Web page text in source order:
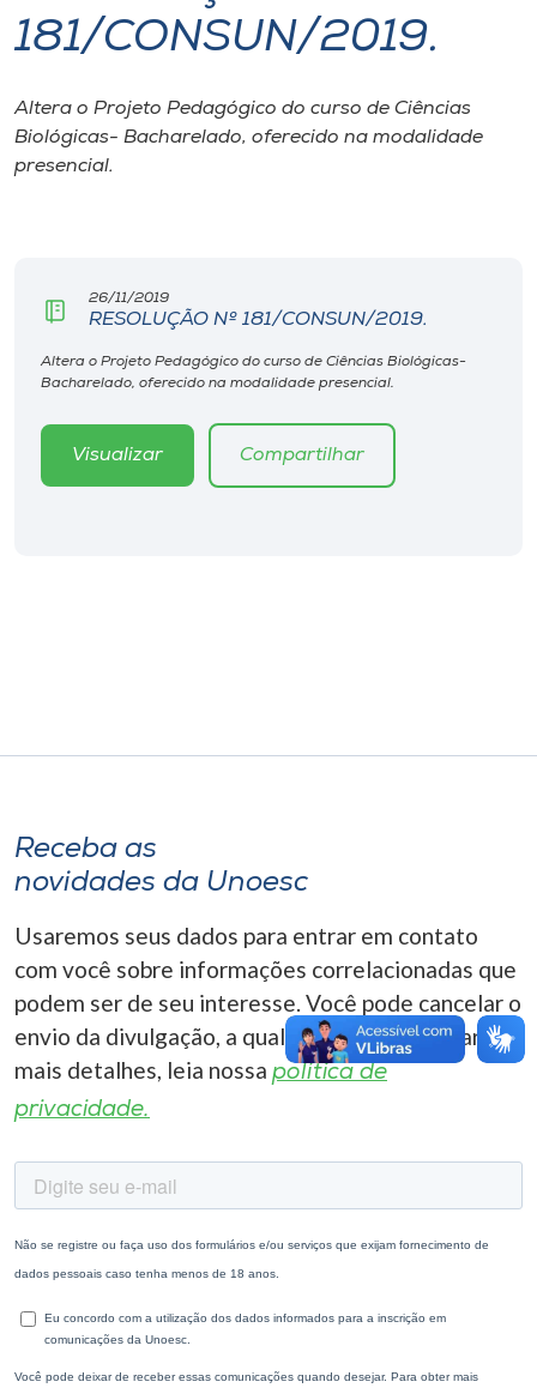
I.nova
Diplomados
Rádio
A+
181/CONSUN/2019.
Altera o Projeto Pedagógico do curso de Ciências
Biológicas- Bacharelado, oferecido na modalidade
presencial.
26/11/2019
RESOLUÇÃO Nº 181/CONSUN/2019.
Altera o Projeto Pedagógico do curso de Ciências Biológicas-
Bacharelado, oferecido na modalidade presencial.
Visualizar Compartilhar
Receba as
novidades da Unoesc
Usaremos seus dados para entrar em contato
com você sobre informações correlacionadas que
podem ser de seu interesse. Você pode cancelar o
envio da divulgação, a qualquer momento. Para
mais detalhes, leia nossa política de
privacidade.